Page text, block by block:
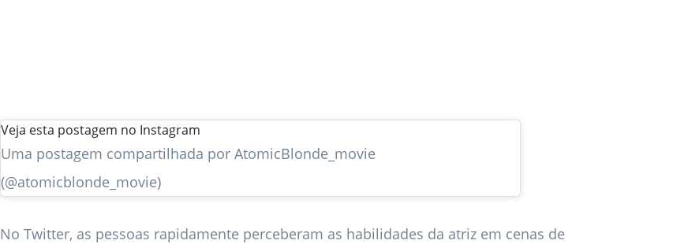
Veja esta postagem no Instagram
Uma postagem compartilhada por AtomicBlonde_movie
(@atomicblonde_movie)
No Twitter, as pessoas rapidamente perceberam as habilidades da atriz em cenas de